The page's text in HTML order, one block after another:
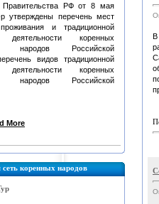
Правительства РФ от 8 мая
утверждены перечень мест
и традиционной
деятельности коренных
народов Российской
видов традиционной
деятельности коренных
народов Российской
More
коренных народов